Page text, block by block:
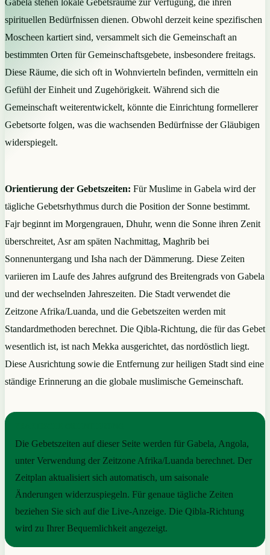
spirituellen Bedürfnissen dienen. Obwohl derzeit keine spezifischen
Moscheen kartiert sind, versammelt sich die Gemeinschaft an
bestimmten Orten für Gemeinschaftsgebete, insbesondere freitags.
Diese Räume, die sich oft in Wohnvierteln befinden, vermitteln ein
Gefühl der Einheit und Zugehörigkeit. Während sich die
Gemeinschaft weiterentwickelt, könnte die Einrichtung formellerer
Gebetsorte folgen, was die wachsenden Bedürfnisse der Gläubigen
widerspiegelt.
Orientierung der Gebetszeiten: Für Muslime in Gabela wird der
tägliche Gebetsrhythmus durch die Position der Sonne bestimmt.
Fajr beginnt im Morgengrauen, Dhuhr, wenn die Sonne ihren Zenit
überschreitet, Asr am späten Nachmittag, Maghrib bei
Sonnenuntergang und Isha nach der Dämmerung. Diese Zeiten
variieren im Laufe des Jahres aufgrund des Breitengrads von Gabela
und der wechselnden Jahreszeiten. Die Stadt verwendet die
Zeitzone Afrika/Luanda, und die Gebetszeiten werden mit
Standardmethoden berechnet. Die Qibla-Richtung, die für das Gebet
wesentlich ist, ist nach Mekka ausgerichtet, das nordöstlich liegt.
Diese Ausrichtung sowie die Entfernung zur heiligen Stadt sind eine
ständige Erinnerung an die globale muslimische Gemeinschaft.
Die Gebetszeiten auf dieser Seite werden für Gabela, Angola,
unter Verwendung der Zeitzone Afrika/Luanda berechnet. Der
Zeitplan aktualisiert sich automatisch, um saisonale
Änderungen widerzuspiegeln. Für genaue tägliche Zeiten
beziehen Sie sich auf die Live-Anzeige. Die Qibla-Richtung
wird zu Ihrer Bequemlichkeit angezeigt.